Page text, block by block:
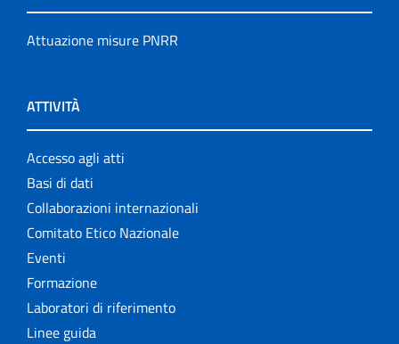
Attuazione misure PNRR
ATTIVITÀ
Accesso agli atti
Basi di dati
Collaborazioni internazionali
Comitato Etico Nazionale
Eventi
Formazione
Laboratori di riferimento
Linee guida